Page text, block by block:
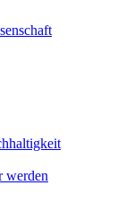
werden